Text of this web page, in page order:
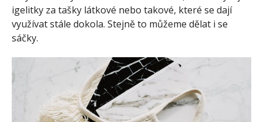
igelitky za tašky látkové nebo takové, které se dají
využívat stále dokola. Stejně to můžeme dělat i se
sáčky.